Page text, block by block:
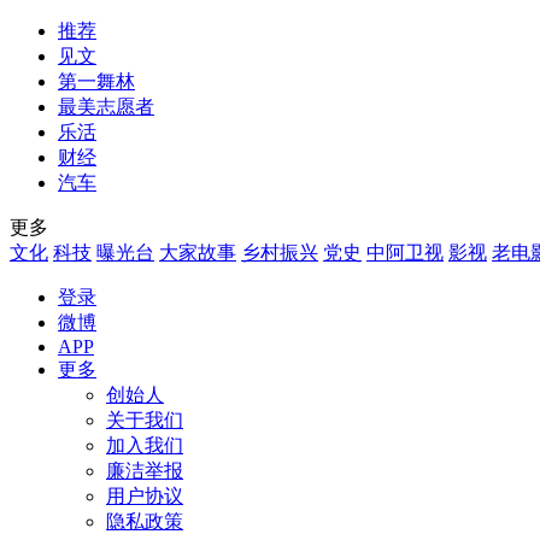
推荐
见文
第一舞林
最美志愿者
乐活
财经
汽车
更多
文化 科技 曝光台 大家故事 乡村振兴 党史 中阿卫视 影视 老电
登录
微博
APP
更多
创始人
关于我们
加入我们
廉洁举报
用户协议
隐私政策